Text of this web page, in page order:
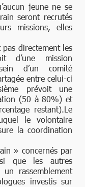
jeune ne se
seront recrutés
missions, elles
directement les
d’une mission
d’un comité
entre celui-ci
prévoit une
(50 à 80%) et
restant).Le
le volontaire
la coordination
» concernés par
que les autres
rassemblement
investis sur